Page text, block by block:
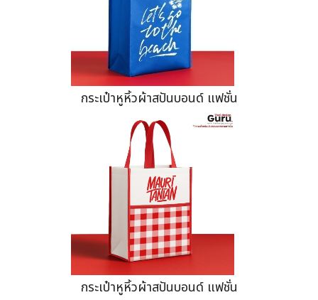
กระเป๋าหูหิ้วผ้าสปันบอนด์ แฟชั่น
กระเป๋าหูหิ้วผ้าสปันบอนด์ แฟชั่น